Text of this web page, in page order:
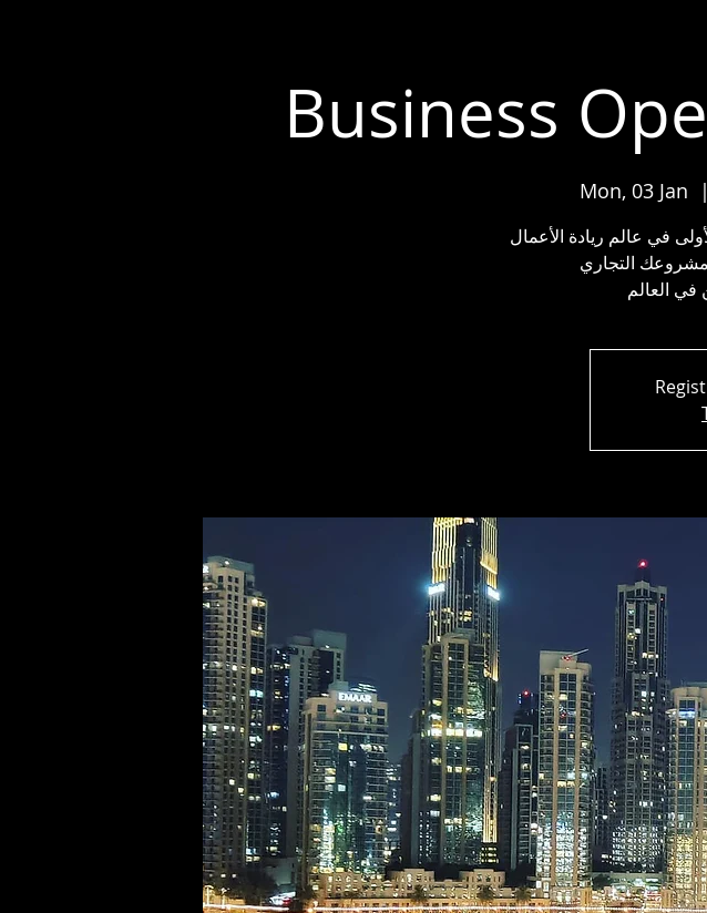
Business
Mon, 03 Jan
  |
في عالم ريادة الأعمال
مشروعك التجاري
في العالم